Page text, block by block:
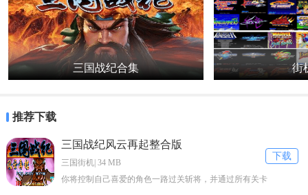
三国战纪合集 街
推荐下载
下载
三国战纪风云再起整合版
三国街机| 34 MB
你将控制自己喜爱的角色一路过关斩将，并通过所有关卡